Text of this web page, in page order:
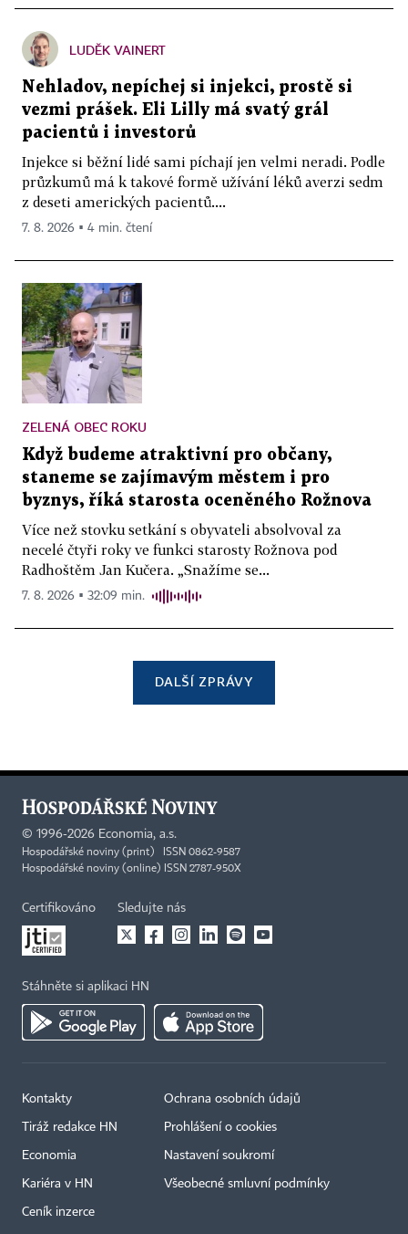
LUDĚK VAINERT
Nehladov, nepíchej si injekci, prostě si
vezmi prášek. Eli Lilly má svatý grál
pacientů i investorů
Injekce si běžní lidé sami píchají jen velmi neradi. Podle
průzkumů má k takové formě užívání léků averzi sedm
z deseti amerických pacientů....
7. 8. 2026 ▪ 4 min. čtení
ZELENÁ OBEC ROKU
Když budeme atraktivní pro občany,
staneme se zajímavým městem i pro
byznys, říká starosta oceněného Rožnova
Více než stovku setkání s obyvateli absolvoval za
necelé čtyři roky ve funkci starosty Rožnova pod
Radhoštěm Jan Kučera. „Snažíme se...
7. 8. 2026 ▪ 32:09 min.
DALŠÍ ZPRÁVY
© 1996-2026 Economia, a.s.
Hospodářské noviny (print) ISSN 0862-9587
Hospodářské noviny (online) ISSN 2787-950X
Certifikováno Sledujte nás
Stáhněte si aplikaci HN
Kontakty
Tiráž redakce HN
Economia
Kariéra v HN
Ceník inzerce
Ochrana osobních údajů
Prohlášení o cookies
Nastavení soukromí
Všeobecné smluvní podmínky